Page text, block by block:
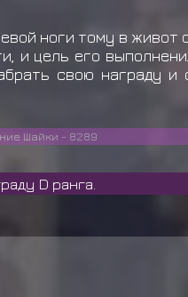
ноги тому в живот
и цель его
свою награду и
Шайки - 8289